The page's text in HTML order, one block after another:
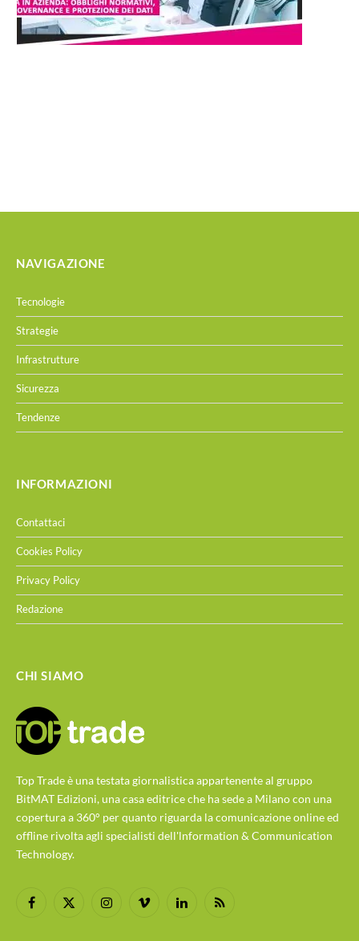
NAVIGAZIONE
Tecnologie
Strategie
Infrastrutture
Sicurezza
Tendenze
INFORMAZIONI
Contattaci
Cookies Policy
Privacy Policy
Redazione
CHI SIAMO
Top Trade è una testata giornalistica appartenente al gruppo
BitMAT Edizioni, una casa editrice che ha sede a Milano con una
copertura a 360° per quanto riguarda la comunicazione online ed
offline rivolta agli specialisti dell'lnformation & Communication
Technology.
Facebook
X
InstagramVimeo LinkedInRSS